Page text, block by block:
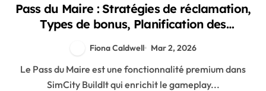
Pass du Maire : Stratégies de réclamation,
Types de bonus, Planification des
Fiona Caldwell Mar 2, 2026
Le Pass du Maire est une fonctionnalité premium dans
SimCity BuildIt qui enrichit le gameplay...